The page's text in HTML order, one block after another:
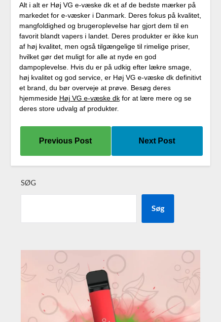
Alt i alt er Høj VG e-væske dk et af de bedste mærker på
markedet for e-væsker i Danmark. Deres fokus på kvalitet,
mangfoldighed og brugeroplevelse har gjort dem til en
favorit blandt vapers i landet. Deres produkter er ikke kun
af høj kvalitet, men også tilgængelige til rimelige priser,
hvilket gør det muligt for alle at nyde en god
dampoplevelse. Hvis du er på udkig efter lækre smage,
høj kvalitet og god service, er Høj VG e-væske dk definitivt
et brand, du bør overveje at prøve. Besøg deres
hjemmeside Høj VG e-væske dkfor at lære mere og se
deres store udvalg af produkter.
Previous Post Next Post
SØG
Søg